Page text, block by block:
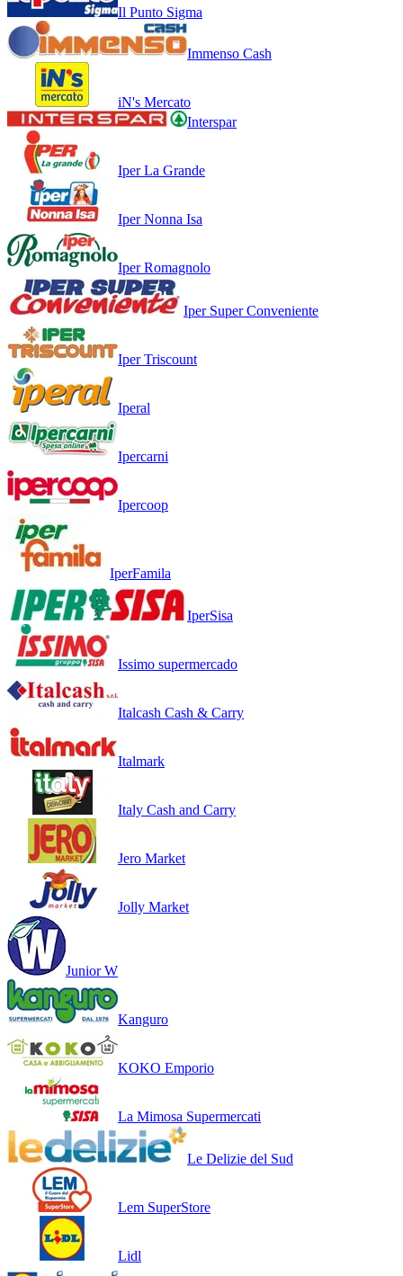
Il Punto Sigma
Immenso Cash
iN's Mercato
Interspar
Iper La Grande
Iper Nonna Isa
Iper Romagnolo
Iper Super Conveniente
Iper Triscount
Iperal
Ipercarni
Ipercoop
IperFamila
IperSisa
Issimo supermercado
Italcash Cash & Carry
Italmark
Italy Cash and Carry
Jero Market
Jolly Market
Junior W
Kanguro
KOKO Emporio
La Mimosa Supermercati
Le Delizie del Sud
Lem SuperStore
Lidl